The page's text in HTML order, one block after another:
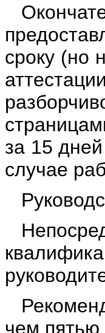
сроку (но
за 15
случае
чем